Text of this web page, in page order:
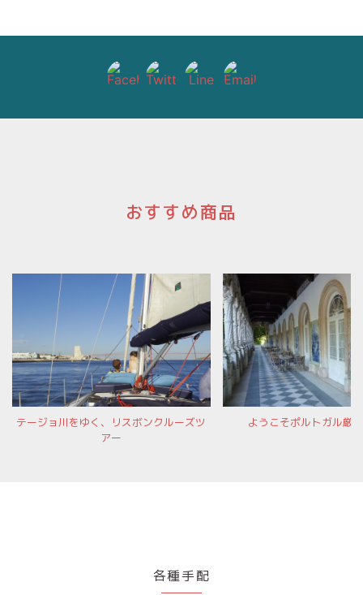
おすすめ商品
テージョ川をゆく、リスボンクルーズツ
アー
ようこそポルトガル厳
各種手配